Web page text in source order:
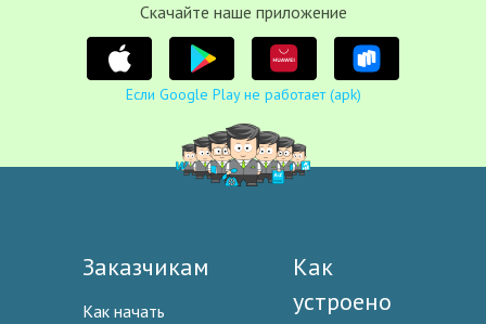
Cкачайте наше приложение
Если Google Play не работает (apk)
Заказчикам
Как начать
Как
устроено